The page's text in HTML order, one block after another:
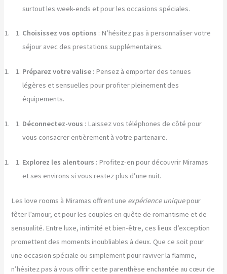
surtout les week-ends et pour les occasions spéciales.
Choisissez vos options : N’hésitez pas à personnaliser votre
séjour avec des prestations supplémentaires.
Préparez votre valise : Pensez à emporter des tenues
légères et sensuelles pour profiter pleinement des
équipements.
Déconnectez-vous : Laissez vos téléphones de côté pour
vous consacrer entièrement à votre partenaire.
Explorez les alentours : Profitez-en pour découvrir Miramas
et ses environs si vous restez plus d’une nuit.
Les love rooms à Miramas offrent une expérience uniquepour
fêter l’amour, et pour les couples en quête de romantisme et de
sensualité. Entre luxe, intimité et bien-être, ces lieux d’exception
promettent des moments inoubliables à deux. Que ce soit pour
une occasion spéciale ou simplement pour raviver la flamme,
n’hésitez pas à vous offrir cette parenthèse enchantée au cœur de